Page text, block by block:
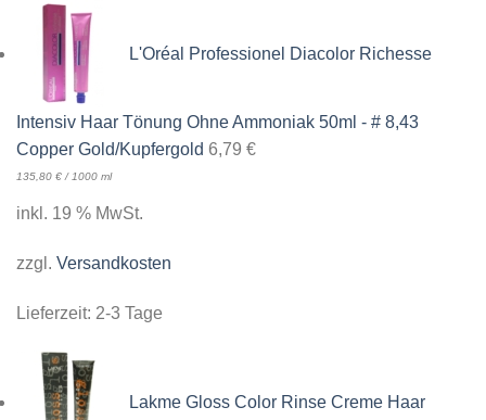
L'Oréal Professionel Diacolor Richesse
Intensiv Haar Tönung Ohne Ammoniak 50ml - # 8,43
Copper Gold/Kupfergold 6,79 €
135,80 €/1000 ml
inkl. 19 % MwSt.
zzgl. Versandkosten
Lieferzeit: 2-3 Tage
Lakme Gloss Color Rinse Creme Haar